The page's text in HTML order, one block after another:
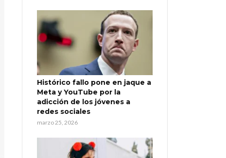
Histórico fallo pone en jaque a
Meta y YouTube por la
adicción de los jóvenes a
redes sociales
marzo 25, 2026